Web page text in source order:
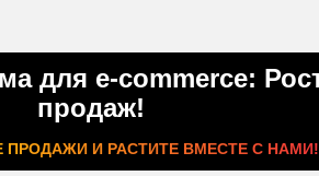
для e-commerce:
продаж!
ПРОДАЖИ И РАСТИТЕ ВМЕСТЕ С НАМИ!